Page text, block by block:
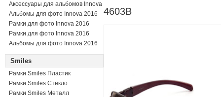
Аксессуары для альбомов Innova
Альбомы для фото Innova 2016
Рамки для фото Innova 2016
Рамки для фото Innova 2016
Альбомы для фото Innova 2016
Smiles
Рамки Smiles Пластик
Рамки Smiles Стекло
Рамки Smiles Металл
4603B